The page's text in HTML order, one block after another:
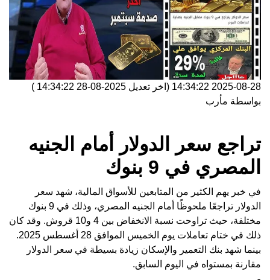
2025-08-28 14:34:22 (اخر تعديل 2025-08-28 14:34:22
)
بواسطة مأرب
تراجع سعر الدولار أمام الجنيه
المصري في 9 بنوك
في خبر يهم الكثير من المتابعين للأسواق المالية، شهد سعر
الدولار تراجعًا ملحوظًا أمام الجنيه المصري، وذلك في 9 بنوك
مختلفة، حيث تراوحت نسبة الانخفاض بين 4 و10 قروش. وقد كان
ذلك في ختام تعاملات يوم الخميس الموافق 28 أغسطس 2025.
بينما شهد بنك التعمير والإسكان زيادة بسيطة في سعر الدولار
مقارنة بمستواه في اليوم السابق.